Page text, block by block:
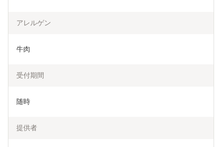
アレルゲン
牛肉
受付期間
随時
提供者